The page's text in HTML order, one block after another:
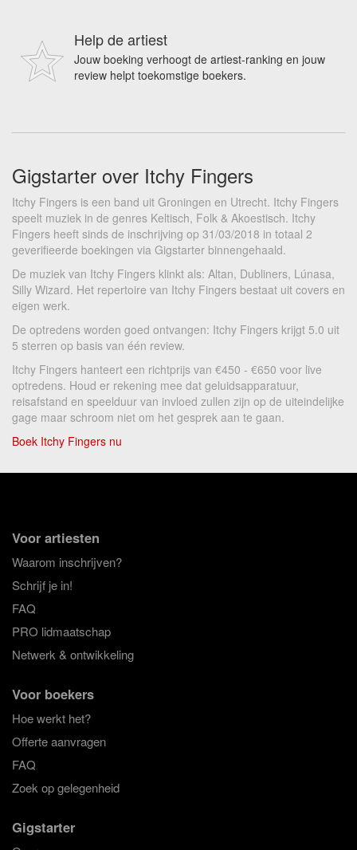
Help de artiest
Jouw boeking verhoogt de artiest-ranking en jouw
review helpt toekomstige boekers.
Gigstarter over Itchy Fingers
Itchy Fingers is een band uit Groningen en Utrecht. Itchy Fingers
speelt muziek in de genres Keltisch, Folk & Akoestisch. Itchy
Fingers heeft sinds de inschrijving op 31/03/2018 in totaal 2
geverifieerde boekingen via Gigstarter binnengehaald.
De muziek van Itchy Fingers klinkt als: Altan, Dubliners, Lúnasa,
Silly Wizard. Het repertoire van Itchy Fingers bestaat uit covers en
eigen werk.
De optredens worden goed ontvangen: Itchy Fingers krijgt 5.0 uit
5 sterren op basis van één review.
Itchy Fingers hanteert een richtprijs van €450 - €650 voor live
optredens. Houd er rekening mee dat geluidsapparatuur,
reisafstand en speelduur van invloed zullen zijn op de uiteindelijke
gage maar schroom niet om het gesprek aan te gaan.
Boek Itchy Fingers nu
Voor artiesten
Waarom inschrijven?
Schrijf je in!
FAQ
PRO lidmaatschap
Netwerk & ontwikkeling
Voor boekers
Hoe werkt het?
Offerte aanvragen
FAQ
Zoek op gelegenheid
Gigstarter